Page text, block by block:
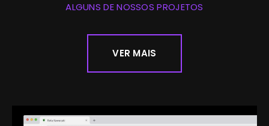
ALGUNS DE NOSSOS PROJETOS
VER MAIS